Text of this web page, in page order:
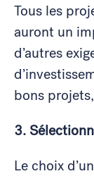
Tous les
auront un
d’autres
bons
3.
Le choix